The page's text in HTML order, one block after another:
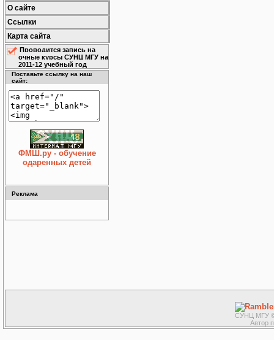
О сайте
Ссылки
Карта сайта
Проводится запись на
очные курсы СУНЦ МГУ на
2011-12 учебный год
Поставьте ссылку на наш
сайт:
ФМШ.ру - обучение
одаренных детей
Реклама
СУНЦ МГУ ©
Автор